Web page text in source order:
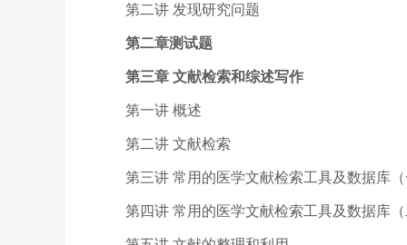
第二讲 发现研究问题
第二章测试题
第三章 文献检索和综述写作
第一讲 概述
第二讲 文献检索
第三讲 常用的医学文献检索工具及数据库（
第四讲 常用的医学文献检索工具及数据库（